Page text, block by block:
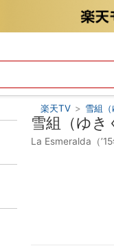
楽天TV > 雪組（
雪組（ゆき
La Esmeralda（